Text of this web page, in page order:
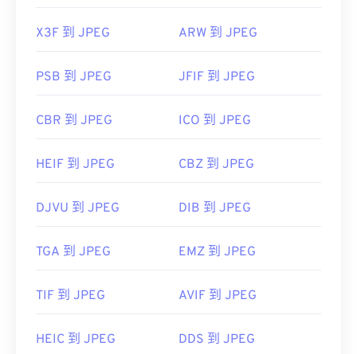
X3F 到 JPEG ARW 到 JPEG
PSB 到 JPEG JFIF 到 JPEG
CBR 到 JPEG ICO 到 JPEG
HEIF 到 JPEG CBZ 到 JPEG
DJVU 到 JPEG DIB 到 JPEG
TGA 到 JPEG EMZ 到 JPEG
TIF 到 JPEG AVIF 到 JPEG
HEIC 到 JPEG DDS 到 JPEG